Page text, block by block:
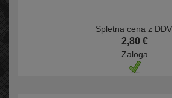
Spletna cena z
2,80 €
Zaloga